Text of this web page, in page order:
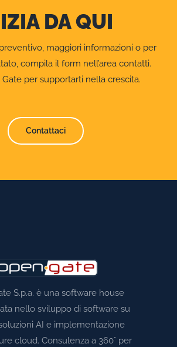
DA QUI
maggiori informazioni o per
compila il form nell’area contatti.
per supportarti nella crescita.
Contattaci
S.p.a. è una software house
nello sviluppo di software su
AI e implementazione
cloud. Consulenza a 360° per